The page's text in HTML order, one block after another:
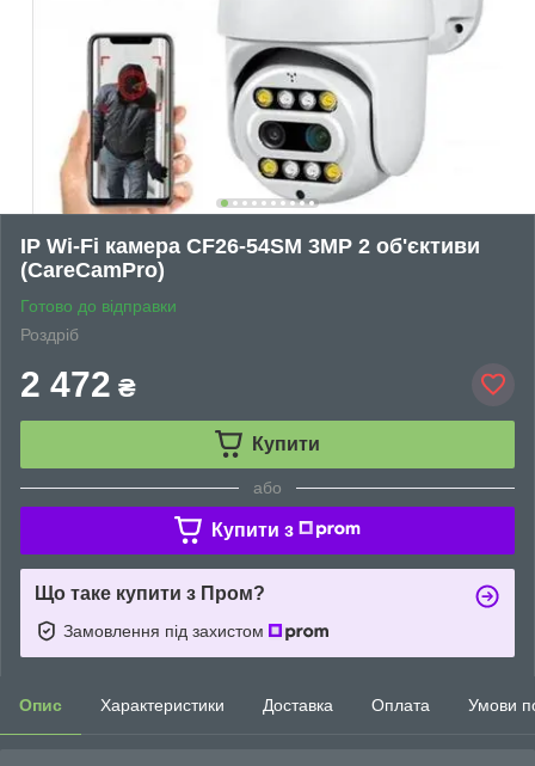
IP Wi-Fi камера CF26-54SM 3MP 2 об'єктиви
(CareCamPro)
Готово до відправки
Роздріб
2 472 ₴
Купити
або
Купити з
Що таке купити з Пром?
Замовлення під захистом
Опис Характеристики Доставка Оплата Умови